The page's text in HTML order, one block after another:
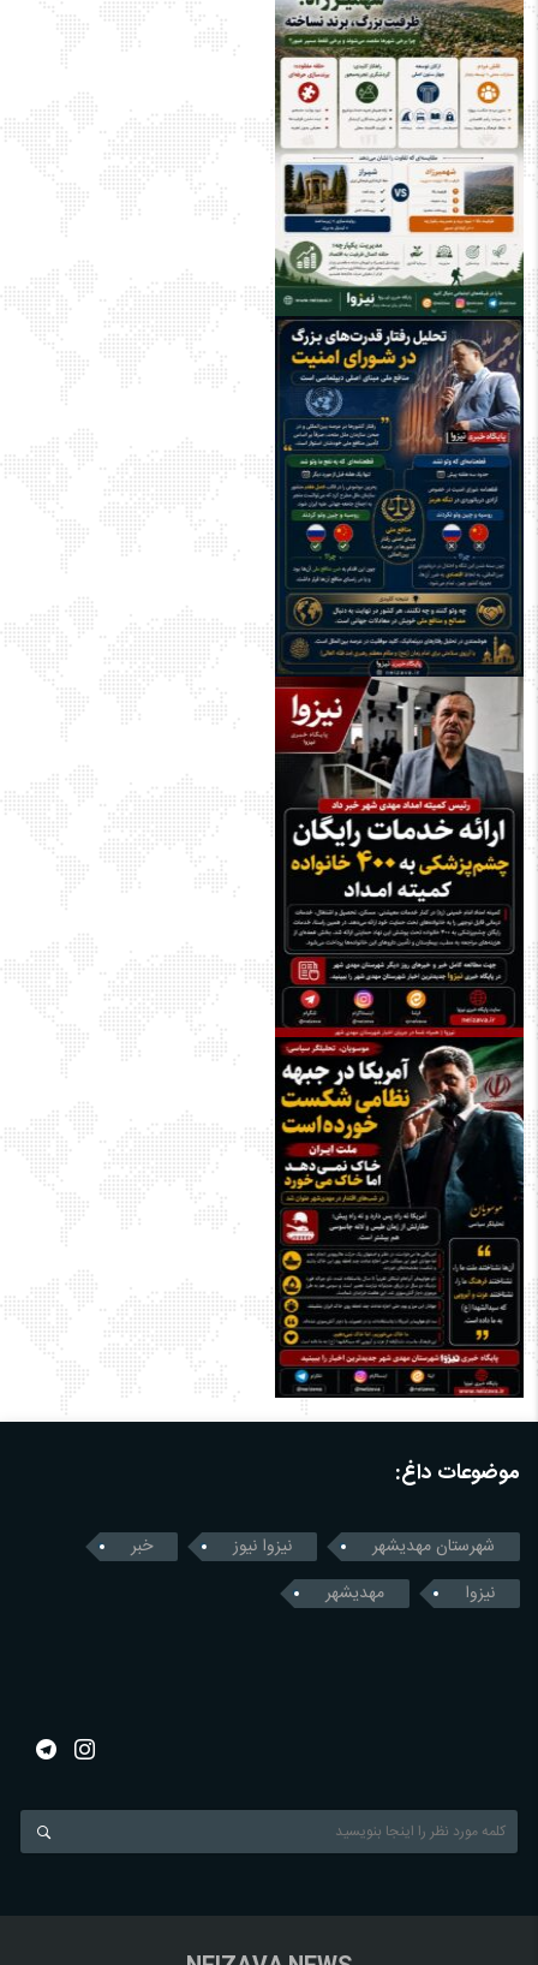
موضوعات داغ:
شهرستان مهدیشهر نیزوا نیوز
خبر
نیزوا
مهدیشهر